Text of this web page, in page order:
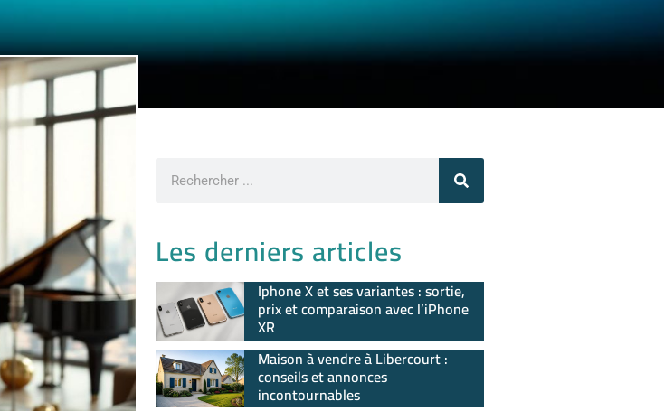
Les derniers articles
Iphone X et ses variantes : sortie,
prix et comparaison avec l’iPhone
XR
Maison à vendre à Libercourt :
conseils et annonces
incontournables